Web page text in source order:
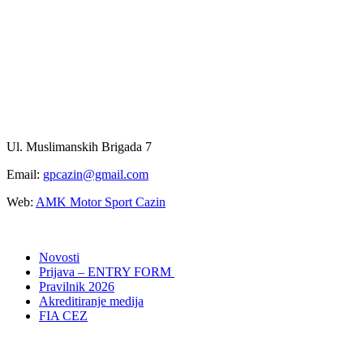
Ul. Muslimanskih Brigada 7
Email: gpcazin@gmail.com
Web: AMK Motor Sport Cazin
Novosti
Prijava – ENTRY FORM
Pravilnik 2026
Akreditiranje medija
FIA CEZ